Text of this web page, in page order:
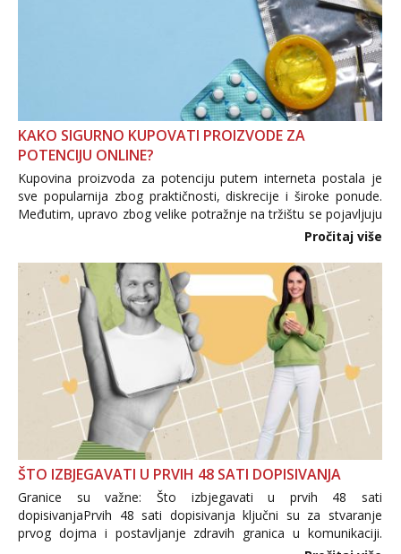
KAKO SIGURNO KUPOVATI PROIZVODE ZA
POTENCIJU ONLINE?
Kupovina proizvoda za potenciju putem interneta postala je
sve popularnija zbog praktičnosti, diskrecije i široke ponude.
Međutim, upravo zbog velike potražnje na tržištu se pojavljuju
i brojni krivotvoreni proizvodi, nepouzdane internetske
Pročitaj više
ŠTO IZBJEGAVATI U PRVIH 48 SATI DOPISIVANJA
Granice su važne: Što izbjegavati u prvih 48 sati
dopisivanjaPrvih 48 sati dopisivanja ključni su za stvaranje
prvog dojma i postavljanje zdravih granica u komunikaciji.